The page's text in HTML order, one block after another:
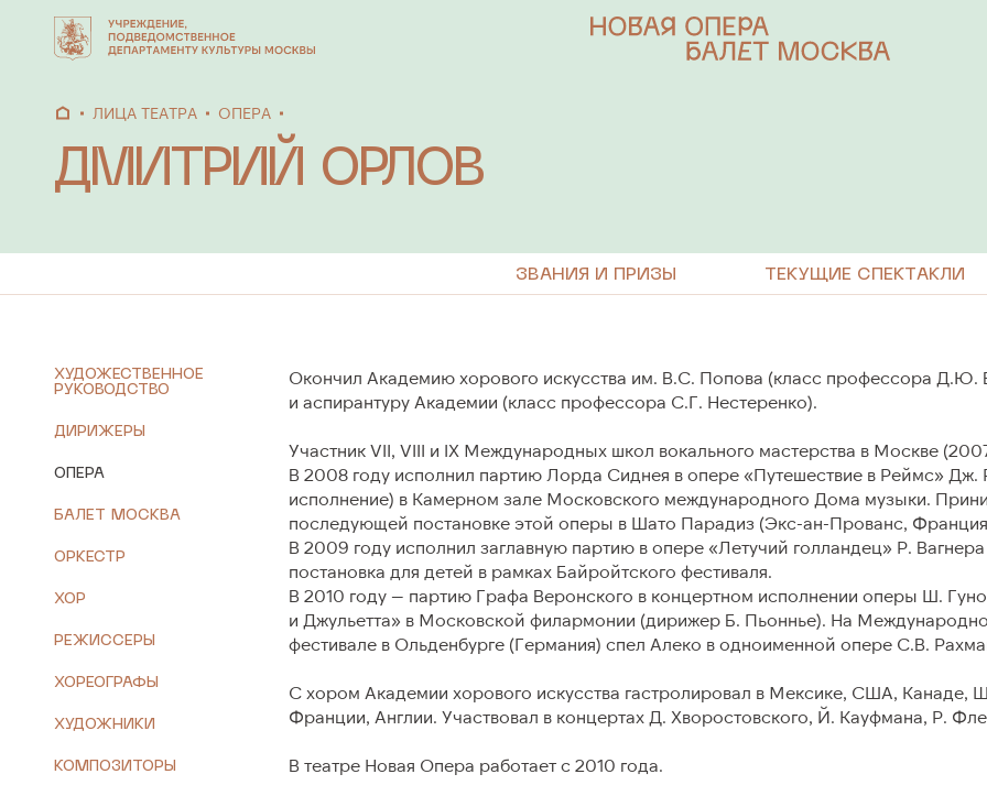
АФИША СПЕКТАКЛИ
Балет
ФЕСТИВАЛИ
И ПРОЕКТЫ
Крещенский фестиваль в Новой
Опере – 2026
О ТЕАТРЕ
О театре
Евгений Колобов
История
Технические параметры
Документы
ЛИЦА ТЕАТРА
Художественное
Дирижеры
Опера
Оркестр
ЛИЦА ТЕАТРА ОПЕРА
ДМИТРИЙ ОРЛОВ
ЗВАНИЯ И ПРИЗЫ
ЗВАНИЯ И ПРИЗЫ
ТЕКУЩИЕ СПЕКТАКЛИ
ТЕКУЩИЕ СПЕКТАКЛИ
ХУДОЖЕСТВЕННОЕ
РУКОВОДСТВО
ДИРИЖЕРЫ
ОПЕРА
БАЛЕТ МОСКВА
ОРКЕСТР
ХОР
РЕЖИССЕРЫ
ХОРЕОГРАФЫ
ХУДОЖНИКИ
КОМПОЗИТОРЫ
Окончил Академию хорового искусства им. В.С. Попова (класс профессора Д.Ю.
и аспирантуру Академии (класс профессора С.Г. Нестеренко).
Участник VII, VIII и IX Международных школ вокального мастерства в Москве
В 2008 году исполнил партию Лорда Сиднея в опере «Путешествие в Реймс» Дж.
исполнение) в Камерном зале Московского международного Дома музыки.
последую­щей постановке этой оперы в Шато Парадиз (Экс-ан-Прованс,
В 2009 году исполнил заглавную партию в опере «Летучий голландец» Р.
постановка для детей в рамках Байройтского фестиваля.
В 2010 году — партию Графа Веронского в концертном исполнении оперы Ш.
и Джульетта» в Московской филармонии (дирижер Б. Пьоннье). На
фестивале в Ольденбурге (Германия) спел Алеко в одноименной опере С.В.
С хором Академии хорового искусства гастролировал в Мексике, США, Канаде,
Франции, Англии. Участвовал в концертах Д. Хворостовского, Й. Кауфмана, Р.
В театре Новая Опера работает с 2010 года.